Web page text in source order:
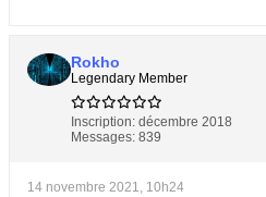
Rokho
Legendary Member
Inscription: décembre 2018
Messages: 839
14 novembre 2021, 10h24